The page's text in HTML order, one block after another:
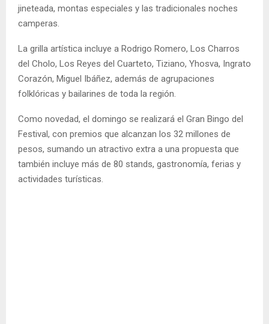
jineteada, montas especiales y las tradicionales noches
camperas.
La grilla artística incluye a Rodrigo Romero, Los Charros
del Cholo, Los Reyes del Cuarteto, Tiziano, Yhosva, Ingrato
Corazón, Miguel Ibáñez, además de agrupaciones
folklóricas y bailarines de toda la región.
Como novedad, el domingo se realizará el Gran Bingo del
Festival, con premios que alcanzan los 32 millones de
pesos, sumando un atractivo extra a una propuesta que
también incluye más de 80 stands, gastronomía, ferias y
actividades turísticas.